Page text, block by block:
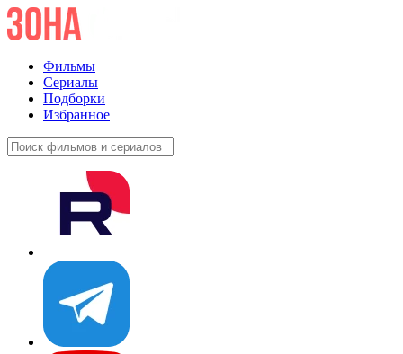
Фильмы
Сериалы
Подборки
Избранное